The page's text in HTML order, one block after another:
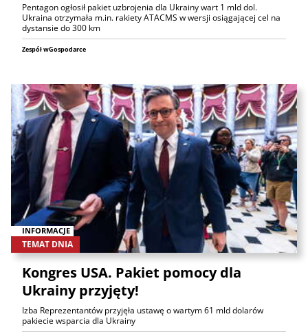
Pentagon ogłosił pakiet uzbrojenia dla Ukrainy wart 1 mld dol.
Ukraina otrzymała m.in. rakiety ATACMS w wersji osiągającej cel na
dystansie do 300 km
Zespół wGospodarce
INFORMACJE
TEMAT DNIA
Kongres USA. Pakiet pomocy dla
Ukrainy przyjęty!
Izba Reprezentantów przyjęła ustawę o wartym 61 mld dolarów
pakiecie wsparcia dla Ukrainy